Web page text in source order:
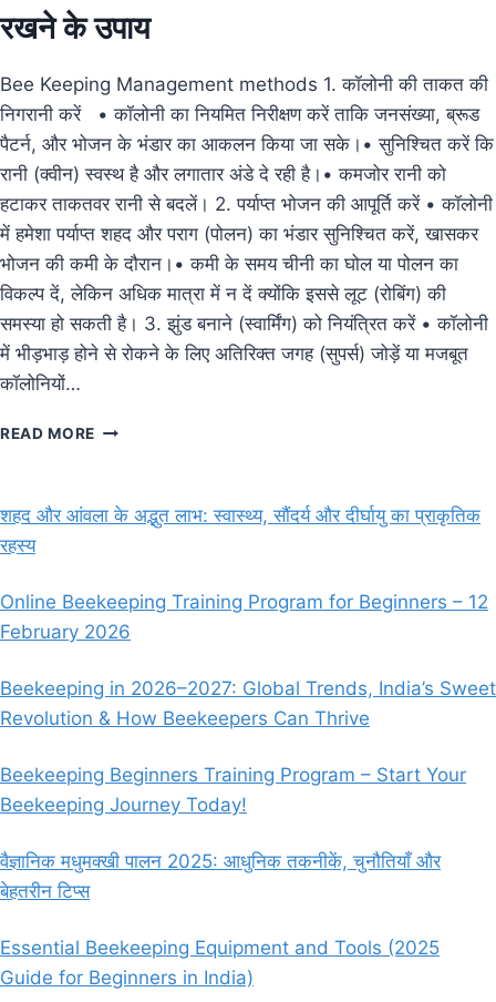
रखने के उपाय
Bee Keeping Management methods 1. कॉलोनी की ताकत की
निगरानी करें • कॉलोनी का नियमित निरीक्षण करें ताकि जनसंख्या, ब्रूड
पैटर्न, और भोजन के भंडार का आकलन किया जा सके।• सुनिश्चित करें कि
रानी (क्वीन) स्वस्थ है और लगातार अंडे दे रही है।• कमजोर रानी को
हटाकर ताकतवर रानी से बदलें। 2. पर्याप्त भोजन की आपूर्ति करें • कॉलोनी
में हमेशा पर्याप्त शहद और पराग (पोलन) का भंडार सुनिश्चित करें, खासकर
भोजन की कमी के दौरान।• कमी के समय चीनी का घोल या पोलन का
विकल्प दें, लेकिन अधिक मात्रा में न दें क्योंकि इससे लूट (रोबिंग) की
समस्या हो सकती है। 3. झुंड बनाने (स्वार्मिंग) को नियंत्रित करें • कॉलोनी
में भीड़भाड़ होने से रोकने के लिए अतिरिक्त जगह (सुपर्स) जोड़ें या मजबूत
कॉलोनियों…
READ MORE मधुमक्खी
संतुलन
के
उपाय
शहद और आंवला के अद्भुत लाभ: स्वास्थ्य, सौंदर्य और दीर्घायु का प्राकृतिक
रहस्य
Online Beekeeping Training Program for Beginners – 12
February 2026
Beekeeping in 2026–2027: Global Trends, India’s Sweet
Revolution & How Beekeepers Can Thrive
Beekeeping Beginners Training Program – Start Your
Beekeeping Journey Today!
वैज्ञानिक मधुमक्खी पालन 2025: आधुनिक तकनीकें, चुनौतियाँ और
बेहतरीन टिप्स
Essential Beekeeping Equipment and Tools (2025
Guide for Beginners in India)